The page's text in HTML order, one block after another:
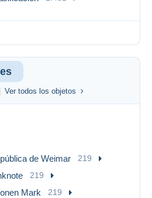
Ver todos los objetos
de Weimar 219
219
Mark 219